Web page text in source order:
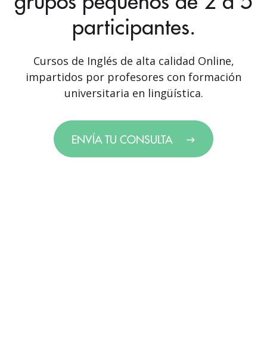
participantes.
Cursos de Inglés de alta calidad Online,
impartidos por profesores con formación
universitaria en lingüística.
ENVÍA TU CONSULTA